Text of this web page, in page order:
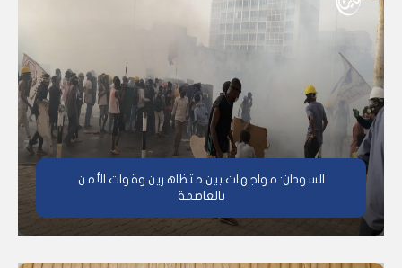
السودان: مواجهات بين متظاهرين وقوات الأمن
بالعاصمة